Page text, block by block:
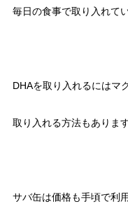
毎日の食事で取り入れて
DHAを取り入れるにはマ
取り入れる方法もありま
サバ缶は価格も手頃で利